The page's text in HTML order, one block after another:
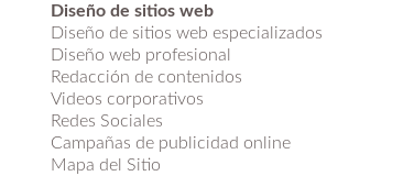
Diseño de sitios web
Diseño de sitios web especializados
Diseño web profesional
Redacción de contenidos
Videos corporativos
Redes Sociales
Campañas de publicidad online
Mapa del Sitio